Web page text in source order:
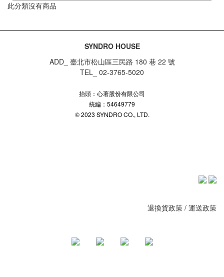
此分類沒有商品
SYNDRO HOUSE
ADD_ 臺北市松山區三民路 180 巷 22 號
TEL_ 02-3765-5020
抬頭：心著股份有限公司
統編：54649779
© 2023 SYNDRO CO., LTD.
退換貨政策 / 運送政策